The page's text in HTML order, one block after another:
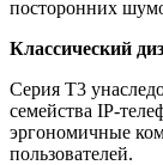
посторонних
Классический
Серия T3
семейства IP-
эргономичные
пользователей.